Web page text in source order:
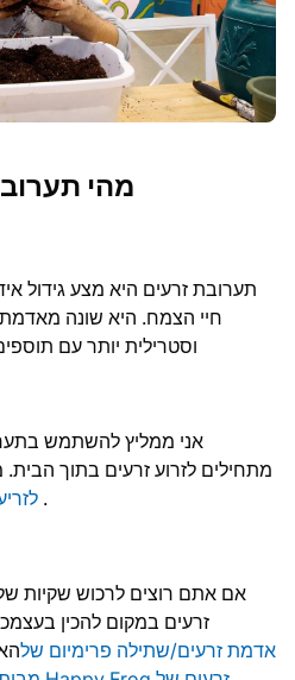
מהי
תערובת זרעים היא מצע גידול
חיי הצמח. היא שונה מאדמת
וסטרילית יותר עם
אני ממליץ להשתמש
מתחילים לזרוע זרעים בתוך הבית.
.
אם אתם רוצים לרכוש שקיות
זרעים במקום להכין
אדמת זרעים/שתילה פרימיום של